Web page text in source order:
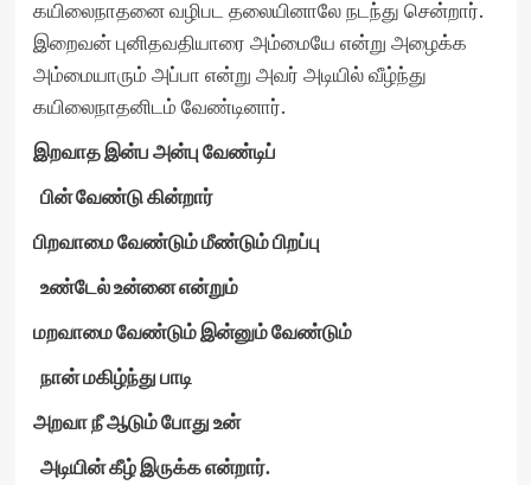
கயிலைநாதனை வழிபட தலையினாலே நடந்து சென்றார்.
இறைவன் புனிதவதியாரை அம்மையே என்று அழைக்க
அம்மையாரும் அப்பா என்று அவர் அடியில் வீழ்ந்து
கயிலைநாதனிடம் வேண்டினார்.
இறவாத இன்ப அன்பு வேண்டிப்
பின் வேண்டு கின்றார்
பிறவாமை வேண்டும் மீண்டும் பிறப்பு
உண்டேல் உன்னை என்றும்
மறவாமை வேண்டும் இன்னும் வேண்டும்
நான் மகிழ்ந்து பாடி
அறவா நீ ஆடும் போது உன்
அடியின் கீழ் இருக்க என்றார்.